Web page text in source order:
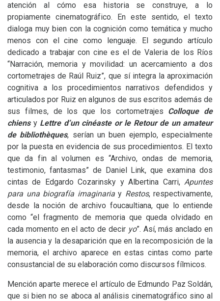
atención al cómo esa historia se construye, a lo
propiamente cinematográfico. En este sentido, el texto
dialoga muy bien con la cognición como temática y mucho
menos con el cine como lenguaje. El segundo artículo
dedicado a trabajar con cine es el de Valeria de los Ríos
“Narración, memoria y movilidad: un acercamiento a dos
cortometrajes de Raúl Ruiz”, que sí integra la aproximación
cognitiva a los procedimientos narrativos defendidos y
articulados por Ruiz en algunos de sus escritos además de
sus filmes, de los que los cortometrajes Colloque de
chiensy Lettre d’un cinéaste or le Retour de un amateur
de bibliothèques, serían un buen ejemplo, especialmente
por la puesta en evidencia de sus procedimientos. El texto
que da fin al volumen es “Archivo, ondas de memoria,
testimonio, fantasmas” de Daniel Link, que examina dos
cintas de Edgardo Cozarinsky y Albertina Carri, Apuntes
para una biografía imaginariay Restos, respectivamente,
desde la noción de archivo foucaultiana, que lo entiende
como “el fragmento de memoria que queda olvidado en
cada momento en el acto de decir yo”. Así, más anclado en
la ausencia y la desaparición que en la recomposición de la
memoria, el archivo aparece en estas cintas como parte
consustancial de su elaboración como discursos fílmicos.
Mención aparte merece el artículo de Edmundo Paz Soldán,
que si bien no se aboca al análisis cinematográfico sino al